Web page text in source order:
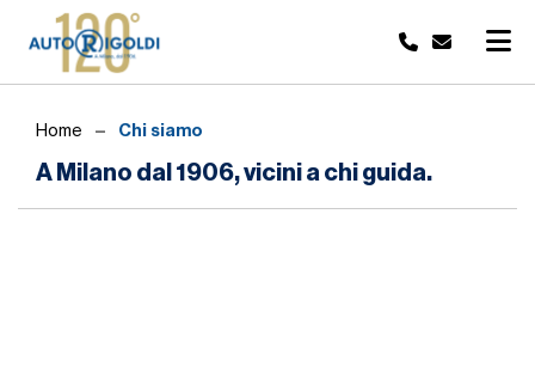
A Milano dal 1906, vicini a chi guida.
Home Chi siamo